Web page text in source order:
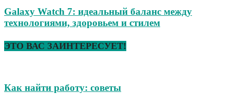
Galaxy Watch 7: идеальный баланс между
технологиями, здоровьем и стилем
ЭТО ВАС ЗАИНТЕРЕСУЕТ!
Как найти работу: советы